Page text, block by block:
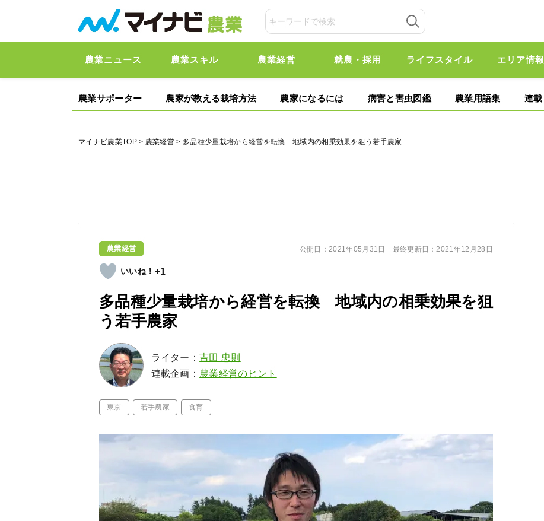
農業ニュース 農業スキル 農業経営 就農・採用 ライフスタイル エリア情報
農業サポーター 農家が教える栽培方法 農家になるには 病害と害虫図鑑 農業用語集 連載
マイナビ農業TOP> 農業経営 > 多品種少量栽培から経営を転換 地域内の相乗効果を狙う若手農家
農業経営
+1
多品種少量栽培から経営を転換 地域内の相乗効果を狙
う若手農家
ライター：吉田 忠則
連載企画： 農業経営のヒント
東京 若手農家 食育
公開日：2021年05月31日 最終更新日：2021年12月28日